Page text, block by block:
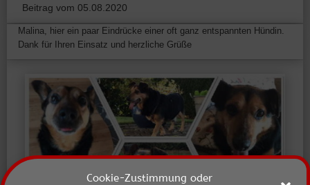
Cookie-Zustimmung oder
Beitrag vom 05.08.2020
Malina, hier ein paar Eindrücke einer oft ganz entspannten Hündin.
Dank für Ihren Einsatz und herzliche Grüße